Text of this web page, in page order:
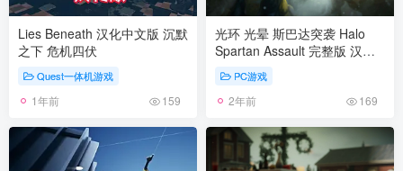
Lies Beneath 汉化中文版 沉默
之下 危机四伏
Quest一体机游戏
1年前 159
光环 光晕 斯巴达突袭 Halo
Spartan Assault 完整版 汉化
PC游戏
2年前 169